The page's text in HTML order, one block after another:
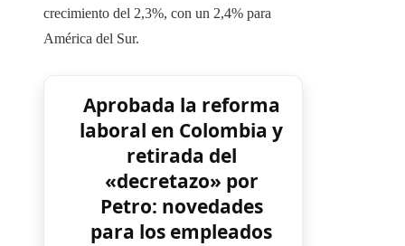
crecimiento del 2,3%, con un 2,4% para
América del Sur.
Aprobada la reforma
laboral en Colombia y
retirada del
«decretazo» por
Petro: novedades
para los empleados